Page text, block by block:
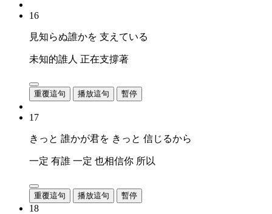
16
見知らぬ誰かを 支えている
未知的誰人 正在支撐著
重覆這句 播放這句 暫停
17
きっと 誰かが君を きっと 信じるから
一定 有誰 一定 也相信你 所以
重覆這句 播放這句 暫停
18